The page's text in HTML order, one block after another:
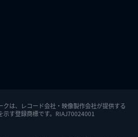
クは、レコード会社・映像製作会社が提供する
示す登録商標です。RIAJ70024001